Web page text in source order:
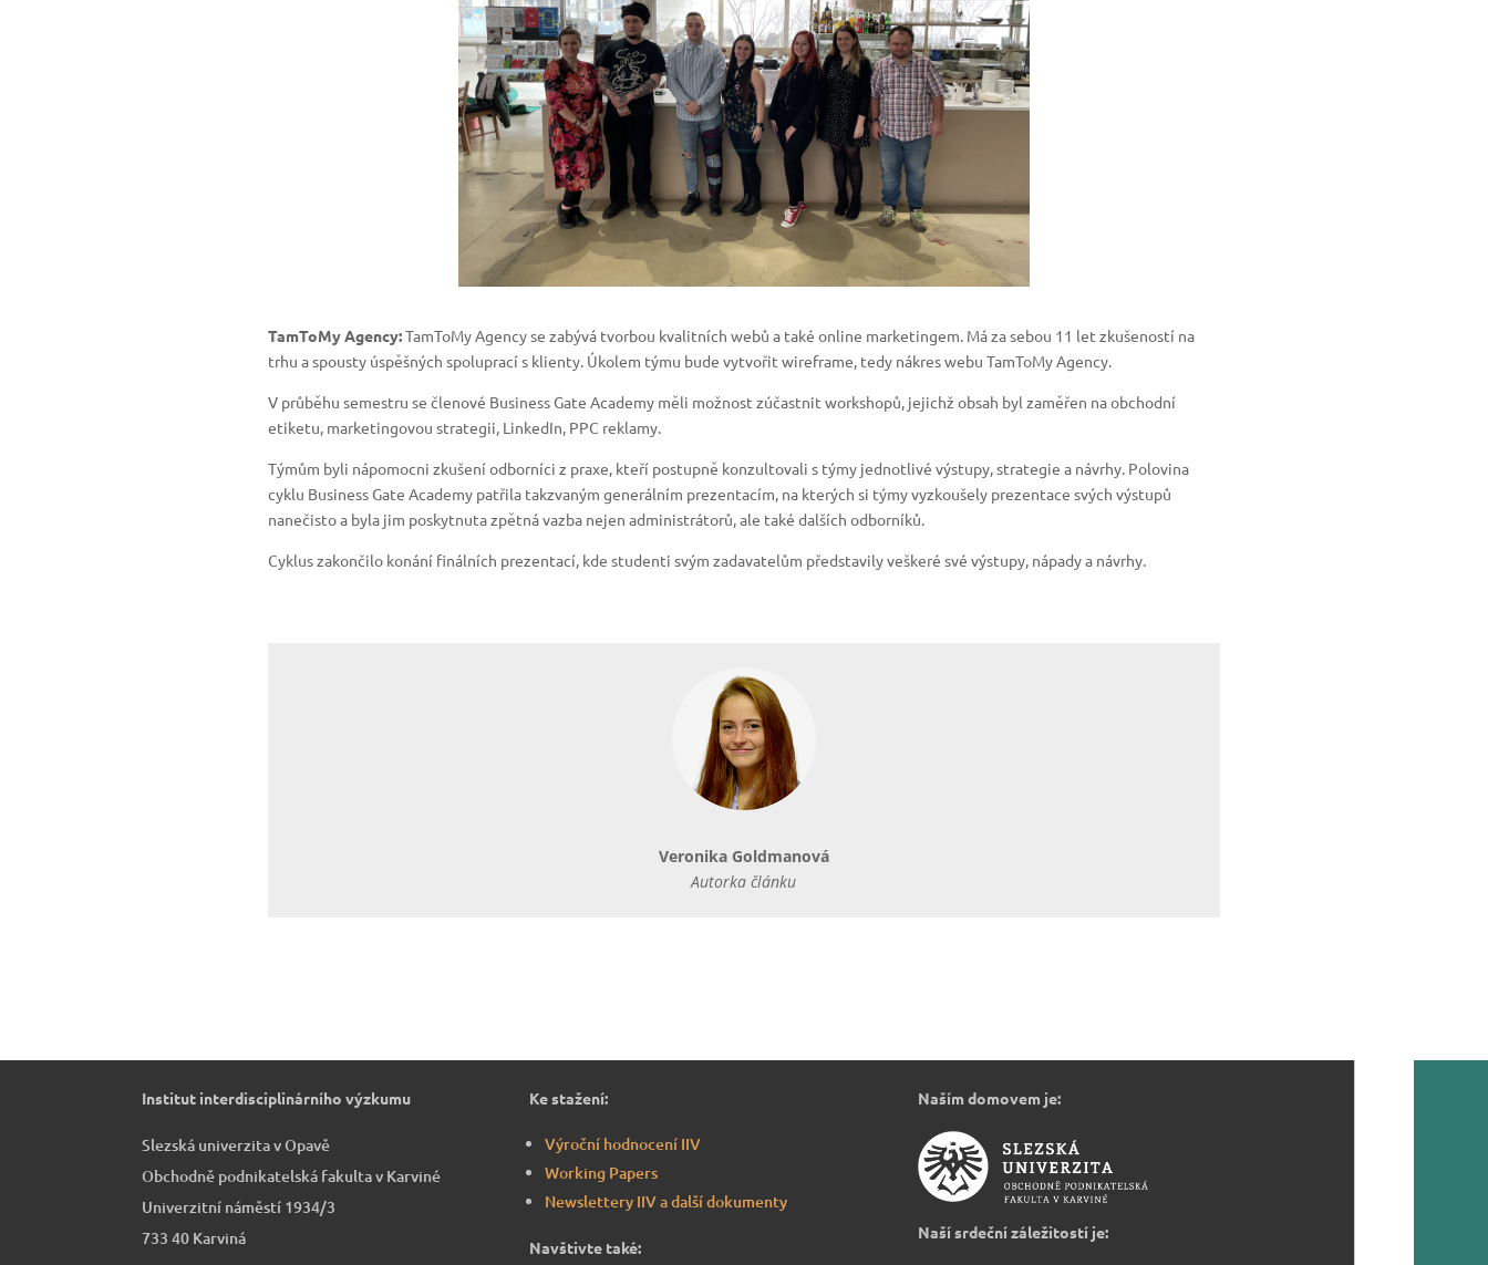
TamToMy Agency:TamToMy Agency se zabývá tvorbou kvalitních webů a také online marketingem. Má za sebou 11 let zkušeností na
trhu a spousty úspěšných spoluprací s klienty. Úkolem týmu bude vytvořit wireframe, tedy nákres webu TamToMy Agency.
V průběhu semestru se členové Business Gate Academy měli možnost zúčastnit workshopů, jejichž obsah byl zaměřen na obchodní
etiketu, marketingovou strategii, LinkedIn, PPC reklamy.
Týmům byli nápomocni zkušení odborníci z praxe, kteří postupně konzultovali s týmy jednotlivé výstupy, strategie a návrhy. Polovina
cyklu Business Gate Academy patřila takzvaným generálním prezentacím, na kterých si týmy vyzkoušely prezentace svých výstupů
nanečisto a byla jim poskytnuta zpětná vazba nejen administrátorů, ale také dalších odborníků.
Cyklus zakončilo konání finálních prezentací, kde studenti svým zadavatelům představily veškeré své výstupy, nápady a návrhy.
Veronika Goldmanová
Autorka článku
Institut interdisciplinárního výzkumu
Slezská univerzita v Opavě
Obchodně podnikatelská fakulta v Karviné
Univerzitní náměstí 1934/3
733 40 Karviná
Ke stažení:
Výroční hodnocení IIV
Working Papers
Newslettery IIV a další dokumenty
Navštivte také:
Naším domovem je:
Naší srdeční záležitostí je: